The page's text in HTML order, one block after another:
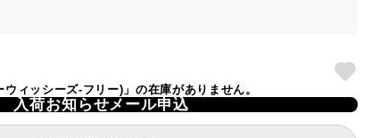
ィッシーズ-フリー)」の在庫がありません。
入荷お知らせメール申込